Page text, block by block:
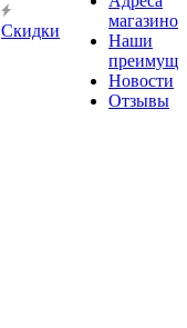
Скидки
магазинов
Наши
Новости
Отзывы